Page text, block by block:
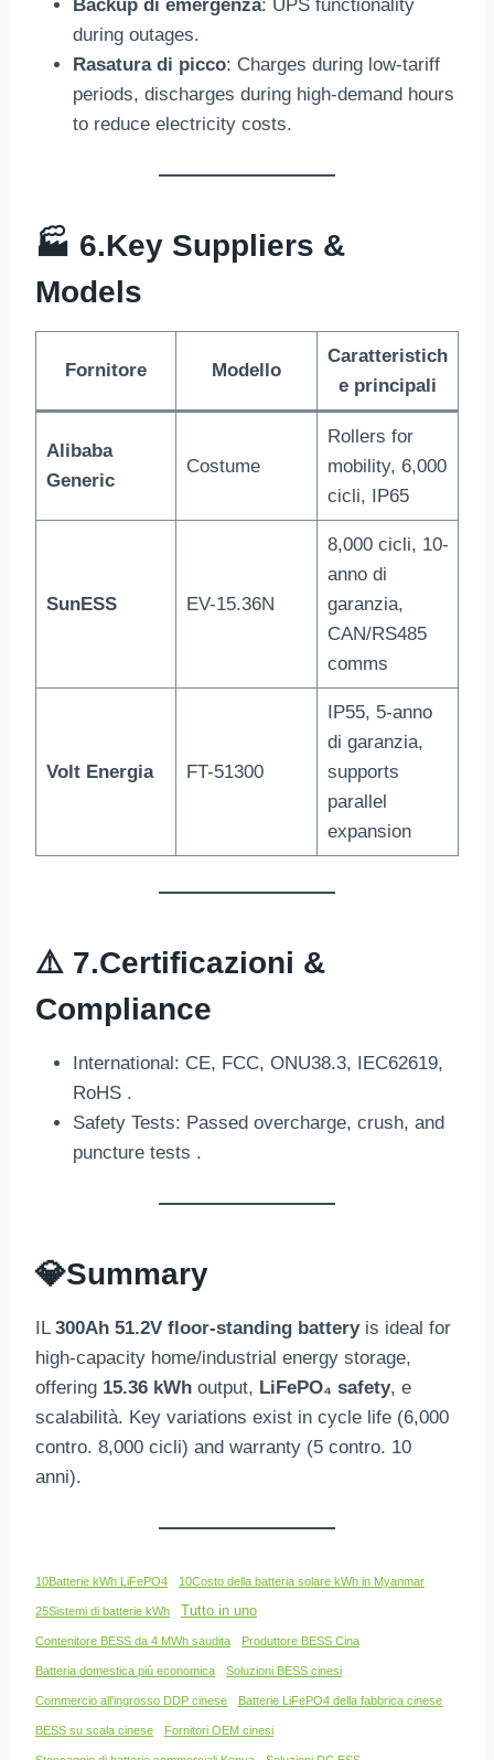
Backup di emergenza: UPS functionality
during outages.
Rasatura di picco: Charges during low-tariff
periods, discharges during high-demand hours
to reduce electricity costs.
🏭 6.Key Suppliers &
Models
Fornitore Modello
Caratteristich
e principali
Alibaba
Generic
Costume
Rollers for
mobility, 6,000
cicli, IP65
SunESS EV-15.36N
8,000 cicli, 10-
anno di
garanzia,
CAN/RS485
comms
Volt Energia FT-51300
IP55, 5-anno
di garanzia,
supports
parallel
expansion
⚠️ 7.Certificazioni &
Compliance
International: CE, FCC, ONU38.3, IEC62619,
RoHS .
Safety Tests: Passed overcharge, crush, and
puncture tests .
💎Summary
IL 300Ah 51.2V floor-standing battery is ideal for
high-capacity home/industrial energy storage,
offering 15.36 kWh output, LiFePO₄ safety, e
scalabilità. Key variations exist in cycle life (6,000
contro. 8,000 cicli) and warranty (5 contro. 10
anni).
10Batterie kWh LiFePO4 10Costo della batteria solare kWh in Myanmar
25Sistemi di batterie kWh Tutto in uno
Contenitore BESS da 4 MWh saudita Produttore BESS Cina
Batteria domestica più economica Soluzioni BESS cinesi
Commercio all'ingrosso DDP cinese Batterie LiFePO4 della fabbrica cinese
BESS su scala cinese Fornitori OEM cinesi